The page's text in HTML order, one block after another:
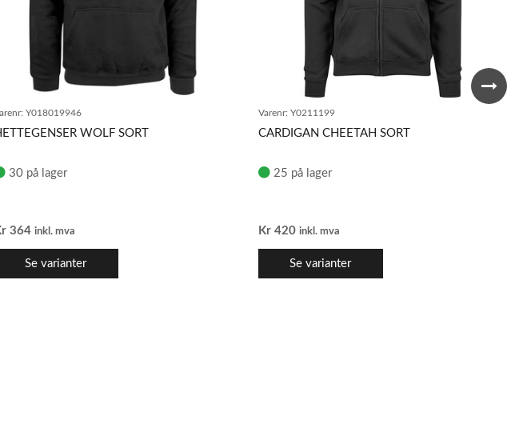
Y018019946
WOLF SORT
30 på lager
364 inkl. mva
Se varianter
Varenr: Y0211199
CARDIGAN CHEETAH SORT
25 på lager
Kr 420 inkl. mva
Se varianter